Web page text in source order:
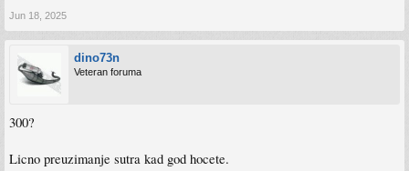
Jun 18, 2025
dino73n
Veteran foruma
300?
Licno preuzimanje sutra kad god hocete.